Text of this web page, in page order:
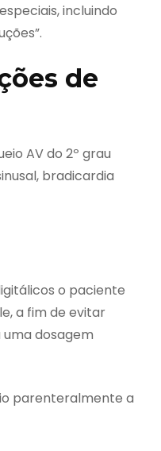
incluindo
de
AV do 2º grau
bradicardia
o paciente
a fim de evitar
dosagem
parenteralmente a